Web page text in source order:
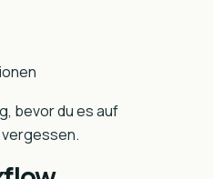
bevor du es auf